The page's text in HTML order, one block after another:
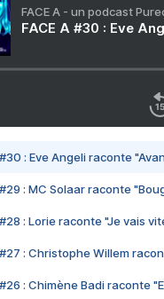
FACE A - un podcast
FACE A #30 : Eve
#30 : Eve Angeli raconte
#29 : MC Solaar raconte
#28 : Lorie raconte "Je vais
#27 : Christophe Willem
#26 : Chimène Badi raconte